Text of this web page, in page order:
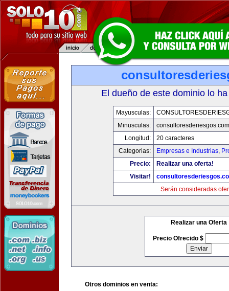
El dueño de este dominio lo
Mayusculas:
Minusculas:
consultoresderiesgos.com
Longitud:
20 caracteres
Categorias:
Empresas e Industrias,
Precio:
Realizar una oferta!
Visitar!
Serán consideradas
Realizar una Oferta
Precio Ofrecido $
Otros dominios en venta: